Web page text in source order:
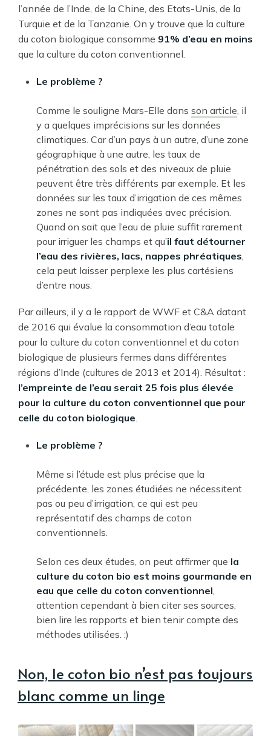
l’année de l’Inde, de la Chine, des Etats-Unis, de la
Turquie et de la Tanzanie. On y trouve que la culture
du coton biologique consomme 91% d’eau en moins
que la culture du coton conventionnel.
Le problème ?
Comme le souligne Mars-Elle dans son article , il
y a quelques imprécisions sur les données
climatiques. Car d’un pays à un autre, d’une zone
géographique à une autre, les taux de
pénétration des sols et des niveaux de pluie
peuvent être très différents par exemple. Et les
données sur les taux d’irrigation de ces mêmes
zones ne sont pas indiquées avec précision.
Quand on sait que l’eau de pluie suffit rarement
pour irriguer les champs et qu’il faut détourner
l’eau des rivières, lacs, nappes phréatiques
cela peut laisser perplexe les plus cartésiens
d’entre nous.
Par ailleurs, il y a le rapport de WWF et C&A datant
de 2016 qui évalue la consommation d’eau totale
pour la culture du coton conventionnel et du coton
biologique de plusieurs fermes dans différentes
régions d’Inde (cultures de 2013 et 2014). Résultat :
l’empreinte de l’eau serait 25 fois plus élevée
pour la culture du coton conventionnel que pour
celle du coton biologique
Le problème ?
Même si l’étude est plus précise que la
précédente, les zones étudiées ne nécessitent
pas ou peu d’irrigation, ce qui est peu
représentatif des champs de coton
conventionnels.
Selon ces deux études, on peut affirmer que la
culture du coton bio est moins gourmande en
eau que celle du coton conventionnel
attention cependant à bien citer ses sources,
bien lire les rapports et bien tenir compte des
méthodes utilisées. :)
Non, le coton bio n’est pas toujours
blanc comme un linge